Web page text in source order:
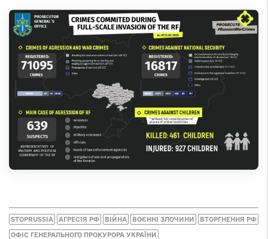
STOPRUSSIA АГРЕСІЯ РФ ВІЙНА ВОЄННІ ЗЛОЧИНИ ВТОРГНЕННЯ РФ
ОФІС ГЕНЕРАЛЬНОГО ПРОКУРОРА УКРАЇНИ